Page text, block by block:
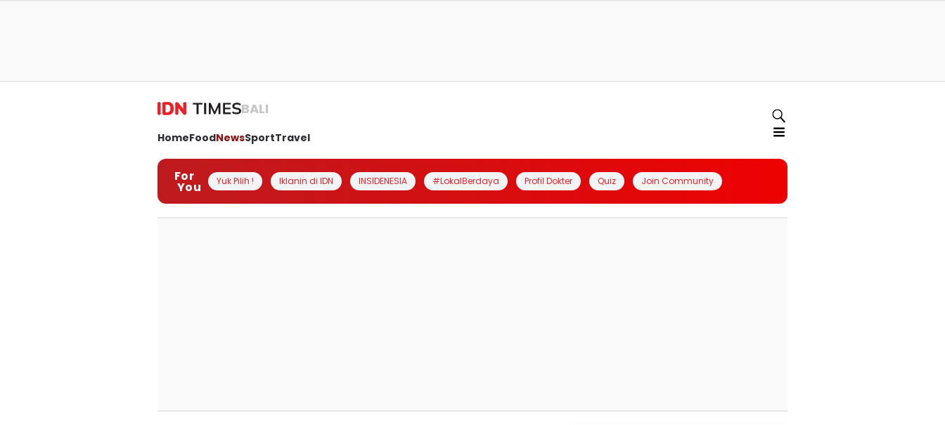
BALI
HomeFoodNewsSportTravel
For
You Yuk Pilih ! Iklanin di IDN INSIDENESIA #LokalBerdaya Profil Dokter Quiz Join Community